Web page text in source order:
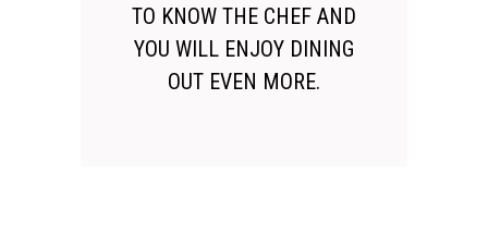
TO KNOW THE CHEF AND
YOU WILL ENJOY DINING
OUT EVEN MORE.